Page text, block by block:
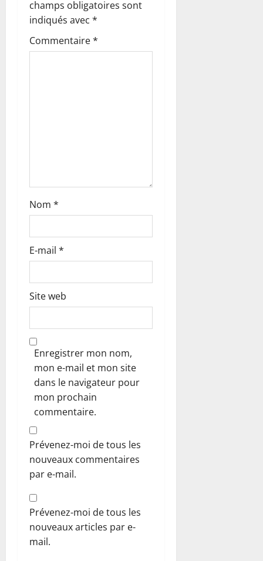
a
r
t
champs obligatoires sont
indiqués avec *
Commentaire*
Nom *
E-mail *
Site web
Enregistrer mon nom,
mon e-mail et mon site
dans le navigateur pour
mon prochain
commentaire.
Prévenez-moi de tous les
nouveaux commentaires
par e-mail.
Prévenez-moi de tous les
nouveaux articles par e-
mail.